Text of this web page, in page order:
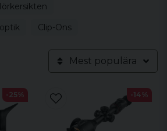
Clip-Ons
Mest populära
-25% -14%